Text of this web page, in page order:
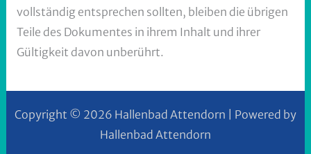
vollständig entsprechen sollten, bleiben die übrigen
Teile des Dokumentes in ihrem Inhalt und ihrer
Gültigkeit davon unberührt.
Copyright © 2026 Hallenbad Attendorn | Powered by
Hallenbad Attendorn